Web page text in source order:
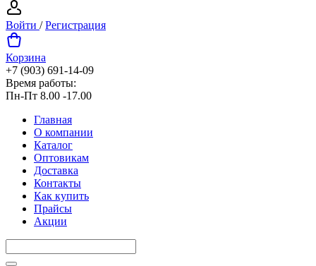
Войти /Регистрация
Корзина
+7 (903) 691-14-09
Время работы:
Пн-Пт 8.00 -17.00
Главная
О компании
Каталог
Оптовикам
Доставка
Контакты
Как купить
Прайсы
Акции